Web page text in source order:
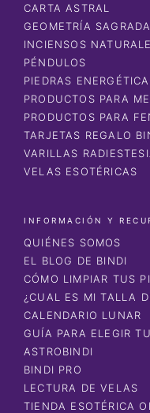
CARTA ASTRAL
GEOMETRÍA SAGRADA
INCIENSOS
PÉNDULOS
PIEDRAS
PRODUCTOS PARA
PRODUCTOS PARA
TARJETAS REGALO
VARILLAS
VELAS ESOTÉRICAS
INFORMACIÓN Y
QUIÉNES SOMOS
EL BLOG DE BINDI
CÓMO LIMPIAR TUS
¿CUAL ES MI TALLA
CALENDARIO LUNAR
GUÍA PARA ELEGIR
ASTROBINDI
BINDI PRO
LECTURA DE VELAS
TIENDA ESOTÉRICA